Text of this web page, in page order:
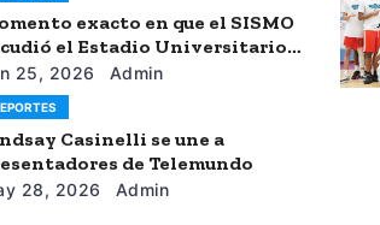
exacto en que el SISMO
el Estadio Universitario
Caracas
25, 2026 Admin
Casinelli se une a
de Telemundo
28, 2026 Admin